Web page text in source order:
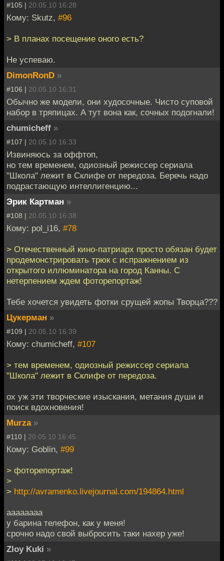
#105 | 20.05.10 16:28
Кому: Skutz, #96
> В планах посещение оного есть?
Не успеваю.
DimonRonD »
#106 | 20.05.10 16:31
Обычно же модели, они худосочные. Чисто суповой
набор в тряпицах. А тут вона как, сочных подогнали!
chumicheff »
#107 | 20.05.10 16:33
Извиняюсь за оффтоп,
но тем временем, одиозный режиссер сериала
"Школа" лежит в Склифе от передоза. Беречь надо
подрастающую интеллигенцию...
Эрик Картман »
#108 | 20.05.10 16:38
Кому: pol_i16, #78
> Отечественный кино-патриарх просто обязан будет
продемонстрировать трюк с испражнением из
открытого иллюминатора на город Канны. С
нетерпением ждем фоторепортаж!
Тебе хочется увидеть фотки срущей жопы Творца???
Цукерман »
#109 | 20.05.10 16:39
Кому: chumicheff, #107
> тем временем, одиозный режиссер сериала
"Школа" лежит в Склифе от передоза.
ох уж эти творческие изыскания, метания души и
поиск вдохновения!
Murza »
#110 | 20.05.10 16:45
Кому: Goblin, #99
> фоторепортаж!
>
> http://avramenko.livejournal.com/194864.html
аааааааа
у барина телефон, как у меня!
срочно надо свой выбросить таки нахер уже!
Zloy Kuki »